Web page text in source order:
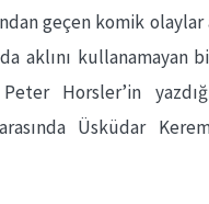
geçen komik olaylar
aklını kullanamayan
Horsler’in
Üsküdar